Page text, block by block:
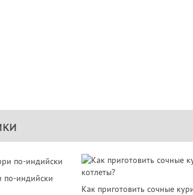
по-индийски
Как приготовить сочные